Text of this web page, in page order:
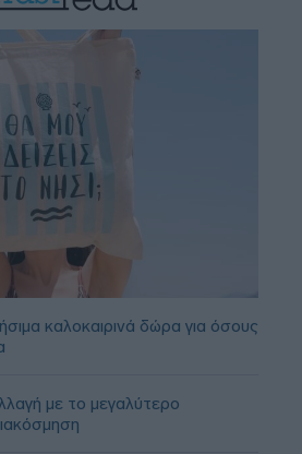
καλοκαιρινά δώρα για όσους
με το μεγαλύτερο